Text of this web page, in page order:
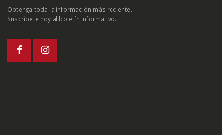
Obtenga toda la información más reciente.
Suscríbete hoy al boletín informativo.